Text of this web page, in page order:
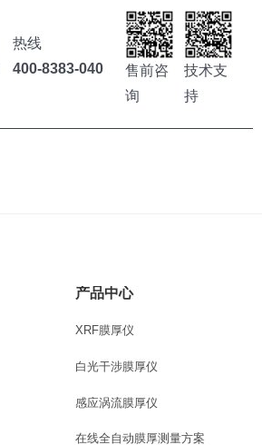
热线
400-8383-040
技术支
持
售前咨
询
产品中心
XRF膜厚仪
白光干涉膜厚仪
感应涡流膜厚仪
在线全自动膜厚测量方案